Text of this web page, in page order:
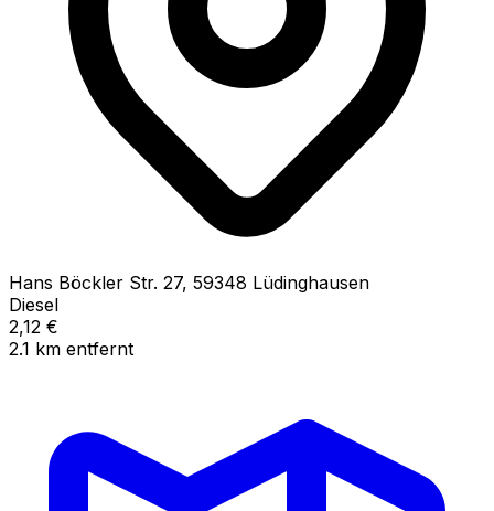
Hans Böckler Str. 27, 59348 Lüdinghausen
Diesel
2,12 €
2.1 km entfernt